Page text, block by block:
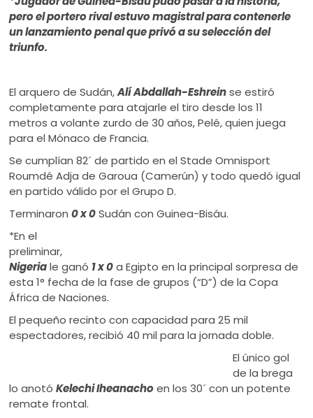
ú
pero el portero rival estuvo magistral para contenerle
un lanzamiento penal que privó a su selección del
triunfo.
El arquero de Sudán,Alí Abdallah-Eshreinse estiró
completamente para atajarle el tiro desde los 11
metros a volante zurdo de 30 años, Pelé, quien juega
para el Mónaco de Francia.
Se cumplían 82´ de partido en el Stade Omnisport
Roumdé Adja de Garoua (Camerún) y todo quedó igual
en partido válido por el Grupo D.
Terminaron0 x 0 Sudán con Guinea-Bisáu.
*En el
preliminar,
Nigeriale ganó 1 x 0 a Egipto en la principal sorpresa de
esta 1° fecha de la fase de grupos (“D”) de la Copa
África de Naciones.
El pequeño recinto con capacidad para 25 mil
espectadores, recibió 40 mil para la jornada doble.
El único gol
de la brega
lo anotóKelechi Iheanachoen los 30´ con un potente
remate frontal.